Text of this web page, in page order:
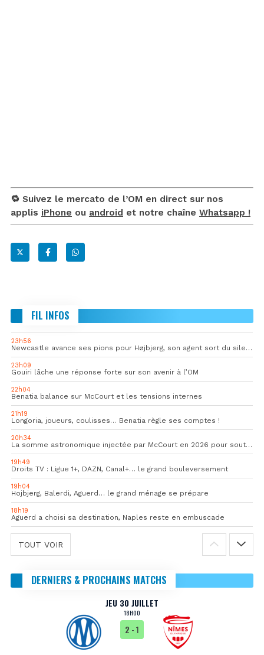
🔁 Suivez le mercato de l’OM en direct sur nos
applis iPhone ou android et notre chaîne Whatsapp !
FIL INFOS
23h56
Newcastle avance ses pions pour Højbjerg, son agent sort du silence
23h09
Gouiri lâche une réponse forte sur son avenir à l’OM
22h04
Benatia balance sur McCourt et les tensions internes
21h19
Longoria, joueurs, coulisses… Benatia règle ses comptes !
20h34
La somme astronomique injectée par McCourt en 2026 pour soutenir l’OM
19h49
Droits TV : Ligue 1+, DAZN, Canal+… le grand bouleversement
19h04
Hojbjerg, Balerdi, Aguerd… le grand ménage se prépare
18h19
Aguerd a choisi sa destination, Naples reste en embuscade
TOUT VOIR
DERNIERS & PROCHAINS MATCHS
JEU 30 JUILLET
18H00
2 - 1